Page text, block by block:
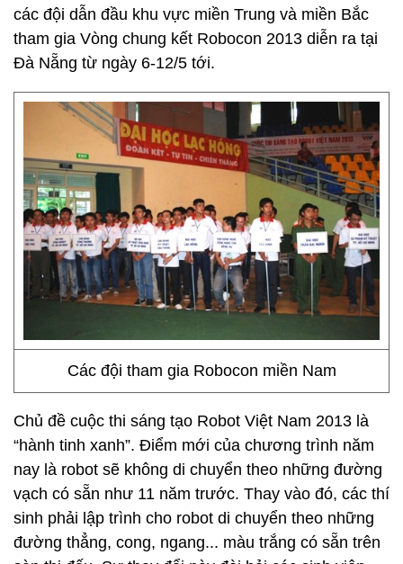
các đội dẫn đầu khu vực miền Trung và miền Bắc
tham gia Vòng chung kết Robocon 2013 diễn ra tại
Đà Nẵng từ ngày 6-12/5 tới.
Các đội tham gia Robocon miền Nam
Chủ đề cuộc thi sáng tạo Robot Việt Nam 2013 là
“hành tinh xanh”. Điểm mới của chương trình năm
nay là robot sẽ không di chuyển theo những đường
vạch có sẵn như 11 năm trước. Thay vào đó, các thí
sinh phải lập trình cho robot di chuyển theo những
đường thẳng, cong, ngang... màu trắng có sẵn trên